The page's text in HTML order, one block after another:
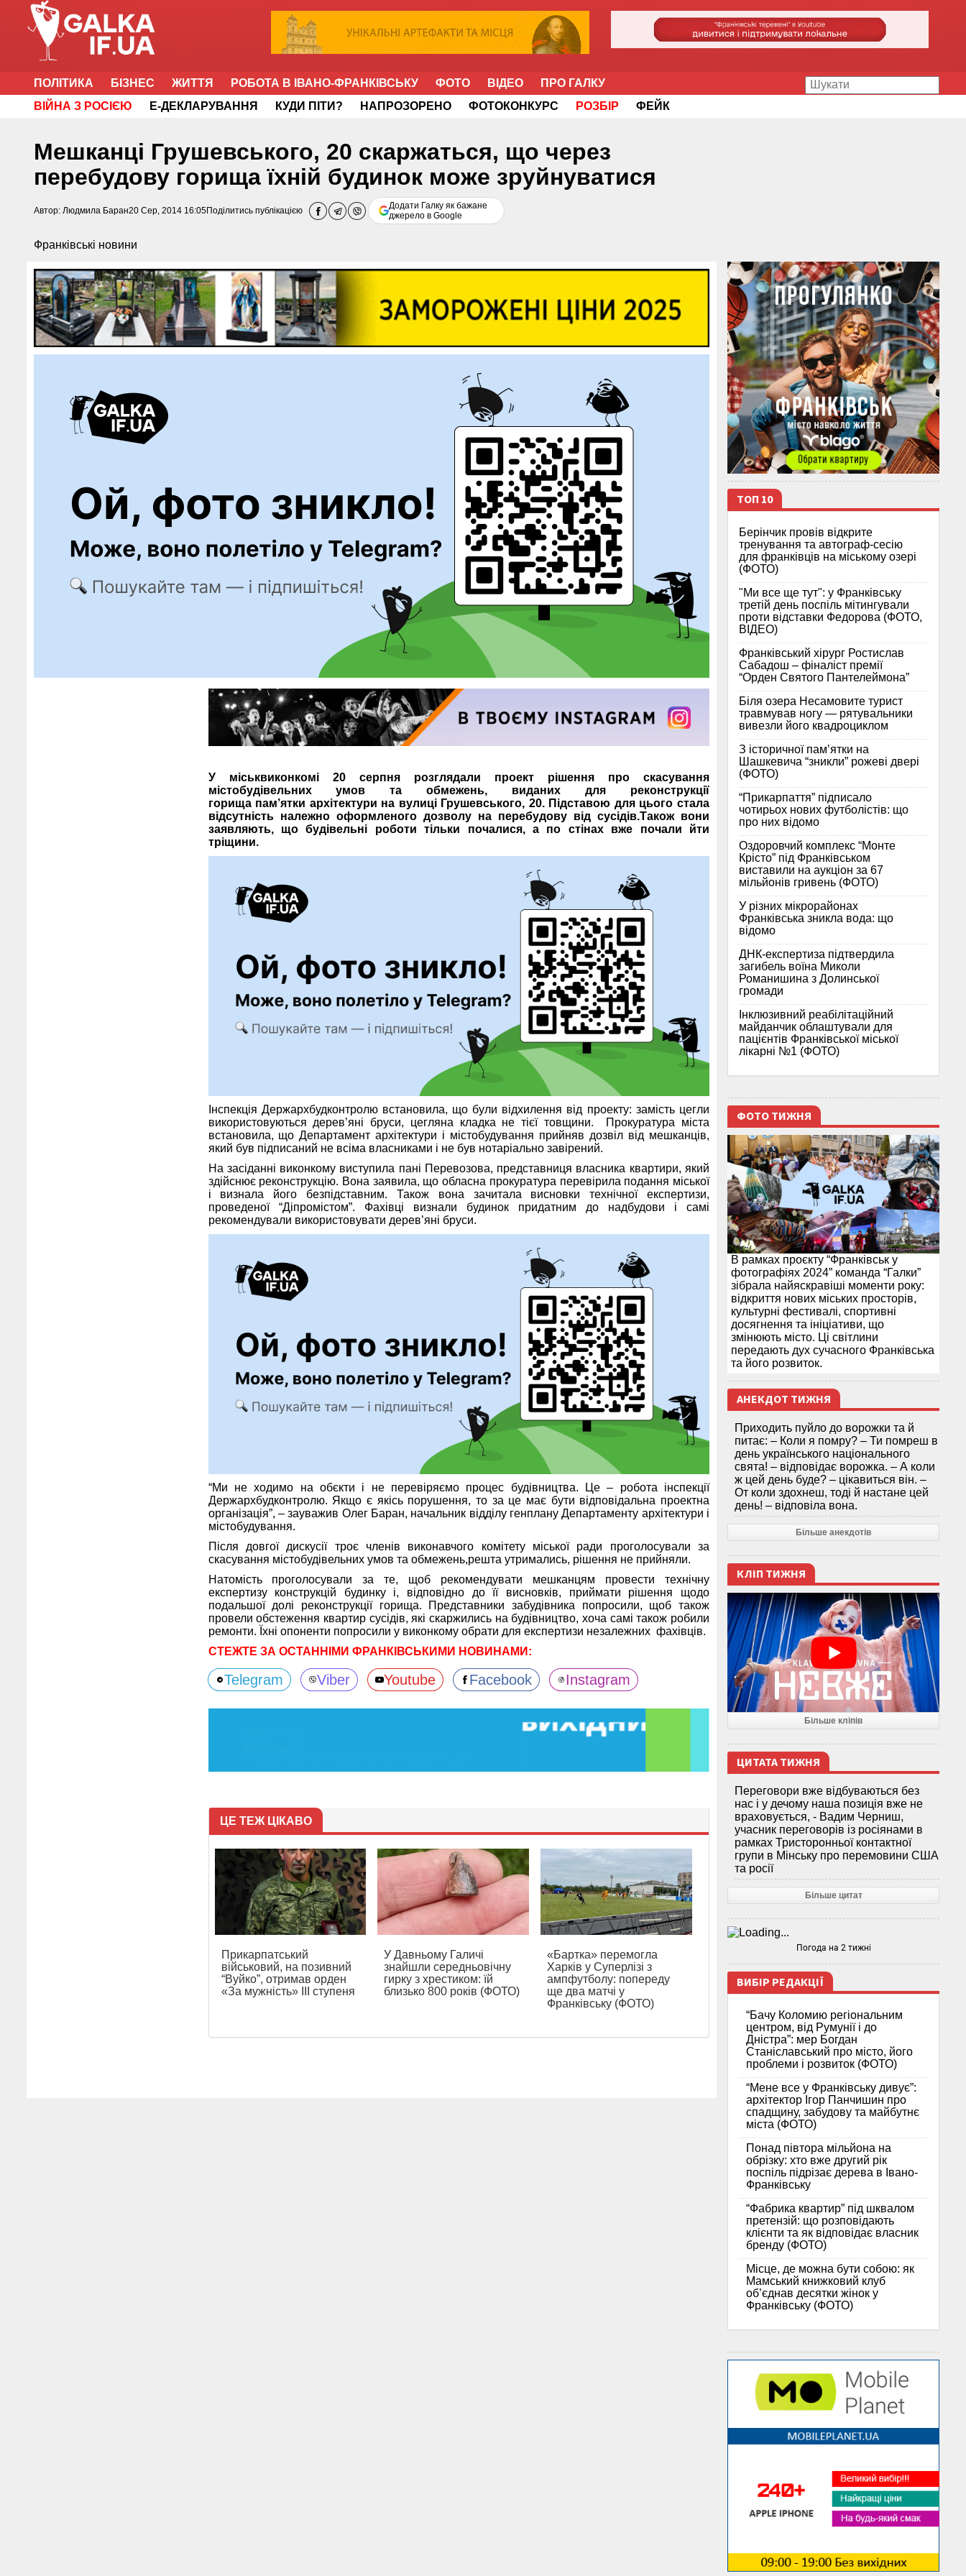
ПОЛІТИКА БІЗНЕС ЖИТТЯ РОБОТА В ІВАНО-ФРАНКІВСЬКУ ФОТО ВІДЕО
ПРО ГАЛКУ
ВІЙНА З РОСІЄЮ
Е-ДЕКЛАРУВАННЯ КУДИ ПІТИ? НАПРОЗОРЕНО ФОТОКОНКУРС РОЗБІР ФЕЙК
Мешканці Грушевського, 20 скаржаться, що через
перебудову горища їхній будинок може зруйнуватися
Автор: Людмила Баран20 Сер, 2014 16:05Поділитись публікацією
Додати Галку як бажане
джерело в Google
Франківські новини
У міськвиконкомі 20 серпня розглядали проект рішення про скасування
містобудівельних умов та обмежень, виданих для реконструкції
горища пам’ятки архітектури на вулиці Грушевського, 20. Підставою для цього стала
відсутність належно оформленого дозволу на перебудову від сусідів.Також вони
заявляють, що будівельні роботи тільки почалися, а по стінах вже почали йти
тріщини.
Інспекція Держархбудконтролю встановила, що були відхилення від проекту: замість цегли
використовуються дерев’яні бруси, цегляна кладка не тієї товщини. Прокуратура міста
встановила, що Департамент архітектури і містобудування прийняв дозвіл від мешканців,
який був підписаний не всіма власниками і не був нотаріально завірений.
На засіданні виконкому виступила пані Перевозова, представниця власника квартири, який
здійснює реконструкцію. Вона заявила, що обласна прокуратура перевірила подання міської
і визнала його безпідставним. Також вона зачитала висновки технічної експертизи,
проведеної “Діпромістом”. Фахівці визнали будинок придатним до надбудови і самі
рекомендували використовувати дерев’яні бруси.
“Ми не ходимо на обєкти і не перевіряємо процес будівництва. Це – робота інспекції
Держархбудконтролю. Якщо є якісь порушення, то за це має бути відповідальна проектна
організація”, – зауважив Олег Баран, начальник відділу генплану Департаменту архітектури і
містобудування.
Після довгої дискусії троє членів виконавчого комітету міської ради проголосували за
скасування містобудівельних умов та обмежень,решта утримались, рішення не прийняли.
Натомість проголосували за те, щоб рекомендувати мешканцям провести технічну
експертизу конструкцій будинку і, відповідно до її висновків, приймати рішення щодо
подальшої долі реконструкції горища. Представники забудівника попросили, щоб також
провели обстеження квартир сусідів, які скаржились на будівництво, хоча самі також робили
ремонти. Їхні опоненти попросили у виконкому обрати для експертизи незалежних фахівців.
СТЕЖТЕ ЗА ОСТАННІМИ ФРАНКІВСЬКИМИ НОВИНАМИ:
Telegram Viber Youtube Facebook Instagram
ЦЕ ТЕЖ ЦІКАВО
Прикарпатський
військовий, на позивний
“Вуйко”, отримав орден
«За мужність» ІІІ ступеня
У Давньому Галичі
знайшли середньовічну
гирку з хрестиком: їй
близько 800 років (ФОТО)
«Бартка» перемогла
Харків у Суперлізі з
ампфутболу: попереду
ще два матчі у
Франківську (ФОТО)
ТОП 10
Берінчик провів відкрите
тренування та автограф-сесію
для франківців на міському озері
(ФОТО)
"Ми все ще тут": у Франківську
третій день поспіль мітингували
проти відставки Федорова (ФОТО,
ВІДЕО)
Франківський хірург Ростислав
Сабадош – фіналіст премії
“Орден Святого Пантелеймона”
Біля озера Несамовите турист
травмував ногу — рятувальники
вивезли його квадроциклом
З історичної памʼятки на
Шашкевича “зникли” рожеві двері
(ФОТО)
“Прикарпаття” підписало
чотирьох нових футболістів: що
про них відомо
Оздоровчий комплекс “Монте
Крісто” під Франківськом
виставили на аукціон за 67
мільйонів гривень (ФОТО)
У різних мікрорайонах
Франківська зникла вода: що
відомо
ДНК-експертиза підтвердила
загибель воїна Миколи
Романишина з Долинської
громади
Інклюзивний реабілітаційний
майданчик облаштували для
пацієнтів Франківської міської
лікарні №1 (ФОТО)
ФОТО ТИЖНЯ
В рамках проєкту “Франківськ у
фотографіях 2024” команда “Галки”
зібрала найяскравіші моменти року:
відкриття нових міських просторів,
культурні фестивалі, спортивні
досягнення та ініціативи, що
змінюють місто. Ці світлини
передають дух сучасного Франківська
та його розвиток.
АНЕКДОТ ТИЖНЯ
Приходить пуйло до ворожки та й
питає: – Коли я помру? – Ти помреш в
день українського національного
свята! – відповідає ворожка. – А коли
ж цей день буде? – цікавиться він. –
От коли здохнеш, тоді й настане цей
день! – відповіла вона.
Більше анекдотів
КЛІП ТИЖНЯ
Більше кліпів
ЦИТАТА ТИЖНЯ
Переговори вже відбуваються без
нас і у дечому наша позиція вже не
враховується, - Вадим Черниш,
учасник переговорів із росіянами в
рамках Тристоронньої контактної
групи в Мінську про перемовини США
та росії
Більше цитат
Погода на 2 тижні
ВИБІР РЕДАКЦІЇ
“Бачу Коломию регіональним
центром, від Румунії і до
Дністра”: мер Богдан
Станіславський про місто, його
проблеми і розвиток (ФОТО)
“Мене все у Франківську дивує”:
архітектор Ігор Панчишин про
спадщину, забудову та майбутнє
міста (ФОТО)
Понад півтора мільйона на
обрізку: хто вже другий рік
поспіль підрізає дерева в Івано-
Франківську
“Фабрика квартир” під шквалом
претензій: що розповідають
клієнти та як відповідає власник
бренду (ФОТО)
Місце, де можна бути собою: як
Мамський книжковий клуб
об’єднав десятки жінок у
Франківську (ФОТО)